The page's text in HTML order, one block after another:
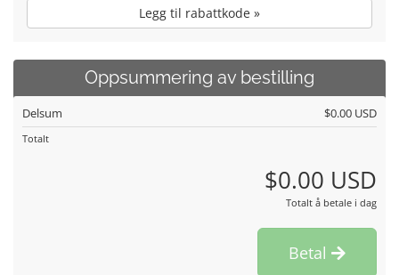
Legg til rabattkode »
Oppsummering av bestilling
Delsum $0.00 USD
Totalt
$0.00 USD
Totalt å betale i dag
Betal